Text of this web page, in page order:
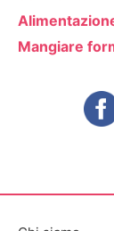
Mangiare